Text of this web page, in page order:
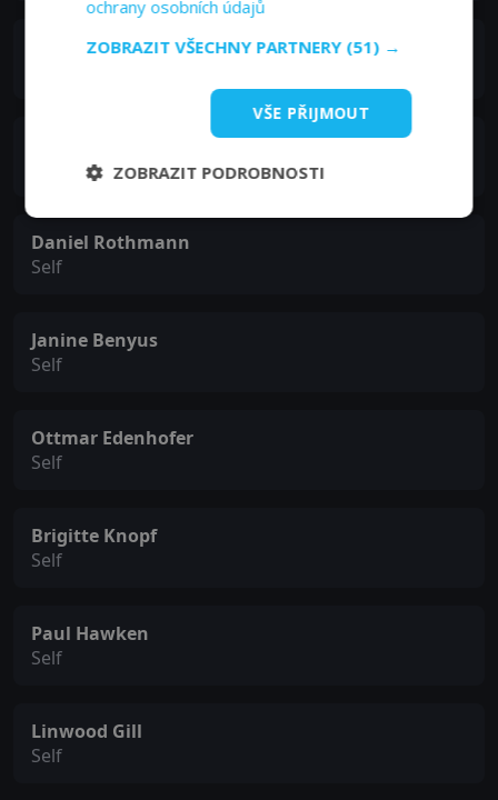
Tony Gossner
Daniel Rothmann
Self
Janine Benyus
Self
Ottmar Edenhofer
Self
Brigitte Knopf
Self
Paul Hawken
Self
Linwood Gill
Self
ochrany osobních údajů
ZOBRAZIT VŠECHNY PARTNERY (51) →
VŠE PŘIJMOUT
ZOBRAZIT PODROBNOSTI